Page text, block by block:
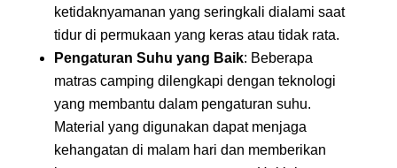
ketidaknyamanan yang seringkali dialami saat
tidur di permukaan yang keras atau tidak rata.
Pengaturan Suhu yang Baik: Beberapa
matras camping dilengkapi dengan teknologi
yang membantu dalam pengaturan suhu.
Material yang digunakan dapat menjaga
kehangatan di malam hari dan memberikan